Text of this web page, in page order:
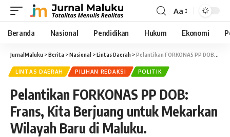
Aa
Beranda Nasional Pendidikan Hukum Ekonomi
JurnalMaluku >Berita >Nasional >Lintas Daerah >Pelantikan FORKONAS PP DOB: Frans, Kita Berjuang untuk Mekarkan Wilayah Baru di Maluku.
LINTAS DAERAH PILIHAN REDAKSI POLITIK
Pelantikan FORKONAS PP DOB:
Frans, Kita Berjuang untuk Mekarkan
Wilayah Baru di Maluku.